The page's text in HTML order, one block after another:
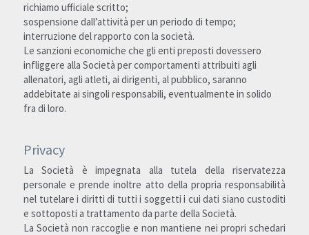
richiamo ufficiale scritto;
sospensione dall’attività per un periodo di tempo;
interruzione del rapporto con la società.
Le sanzioni economiche che gli enti preposti dovessero
infliggere alla Società per comportamenti attribuiti agli
allenatori, agli atleti, ai dirigenti, al pubblico, saranno
addebitate ai singoli responsabili, eventualmente in solido
fra di loro.
Privacy
La Società è impegnata alla tutela della riservatezza
personale e prende inoltre atto della propria responsabilità
nel tutelare i diritti di tutti i soggetti i cui dati siano custoditi
e sottoposti a trattamento da parte della Società.
La Società non raccoglie e non mantiene nei propri schedari